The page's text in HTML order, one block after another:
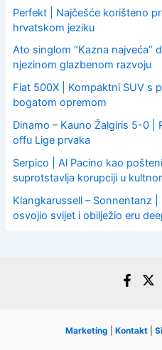
Perfekt | Najčešće korišteno
hrvatskom jeziku
Ato singlom “Kazna najveća”
njezinom glazbenom razvoju
Fiat 500X | Kompaktni SUV s
bogatom opremom
Dinamo – Kauno Žalgiris 5-0 |
offu Lige prvaka
Serpico | Al Pacino kao
suprotstavlja korupciji u
Klangkarussell – Sonnentanz
osvojio svijet i obilježio eru
Marketing Kontakt